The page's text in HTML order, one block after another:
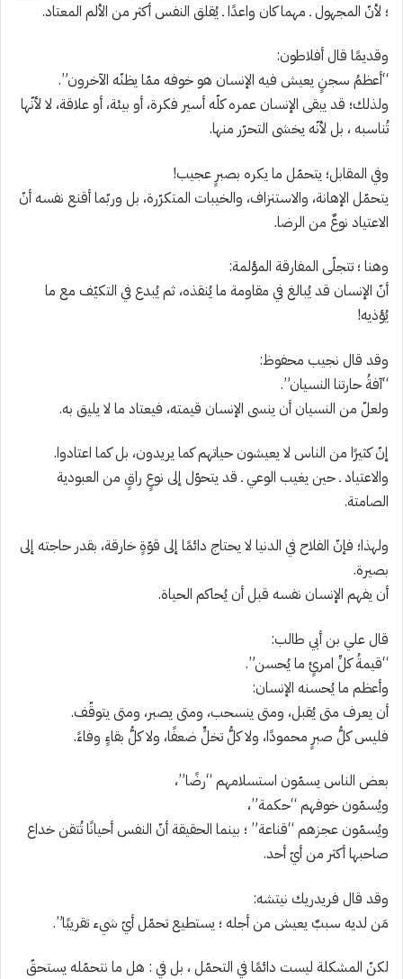
؛ لأنّ المجهول ـ مهما كان واعدًا ـ يُقلق النفس أكثر من الألم المعتاد.
وقديمًا قال أفلاطون:
“أعظمُ سجنٍ يعيش فيه الإنسان هو خوفه ممّا يظنّه الآخرون”.
ولذلك؛ قد يبقى الإنسان عمره كلّه أسير فكرة، أو بيئة، أو علاقة، لا لأنّها
تُناسبه ، بل لأنّه يخشى التحرّر منها.
وفي المقابل؛ يتحمّل ما يكره بصبرٍ عجيب!
يتحمّل الإهانة، والاستنزاف، والخيبات المتكرّرة، بل وربّما أقنع نفسه أنّ
الاعتياد نوعٌ من الرضا.
وهنا ؛ تتجلّى المفارقة المؤلمة:
أنّ الإنسان قد يُبالغ في مقاومة ما يُنقذه، ثم يُبدع في التكيّف مع ما
يُؤذيه!
وقد قال نجيب محفوظ:
“آفةُ حارتنا النسيان”.
ولعلّ من النسيان أن ينسى الإنسان قيمته، فيعتاد ما لا يليق به.
إنّ كثيرًا من الناس لا يعيشون حياتهم كما يريدون، بل كما اعتادوا.
والاعتياد ـ حين يغيب الوعي ـ قد يتحوّل إلى نوعٍ راقٍ من العبودية
الصامتة.
ولهذا؛ فإنّ الفلاح في الدنيا لا يحتاج دائمًا إلى قوّةٍ خارقة، بقدر حاجته إلى
بصيرة.
أن يفهم الإنسان نفسه قبل أن يُحاكم الحياة.
قال علي بن أبي طالب:
“قيمةُ كلِّ امرئٍ ما يُحسن”.
وأعظم ما يُحسنه الإنسان:
أن يعرف متى يُقبل، ومتى ينسحب، ومتى يصبر، ومتى يتوقّف.
فليس كلُّ صبرٍ محمودًا، ولا كلُّ تخلٍّ ضعفًا، ولا كلُّ بقاءٍ وفاءً.
بعض الناس يسمّون استسلامهم “رضًا”،
ويُسمّون خوفهم “حكمة”،
ويُسمّون عجزهم “قناعة” ؛ بينما الحقيقة أنّ النفس أحيانًا تُتقن خداع
صاحبها أكثر من أيّ أحد.
وقد قال فريدريك نيتشه:
مَن لديه سببٌ يعيش من أجله ؛ يستطيع تحمّل أيّ شيء تقريبًا”.
لكنّ المشكلة ليست دائمًا في التحمّل ، بل في : هل ما نتحمّله يستحقّ